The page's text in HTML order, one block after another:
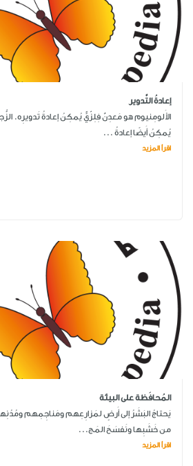
إعادةُ التَّدوير
الأَلومِنيوم هو مَعدِنٌ فِلِزّيٌّ يُمكِنُ إعادةُ تَدويرِه.
يُمكِنُ أَيضًا إعادةُ ...
اقرأ المزيد
المُحافَظة على البيئة
يَحتاجُ البَشَرُ إلى أَرضٍ لمَزارِعِهم ومَناجِمِهم
من خَشَبِها ونَفسَحَ المَج...
اقرأ المزيد